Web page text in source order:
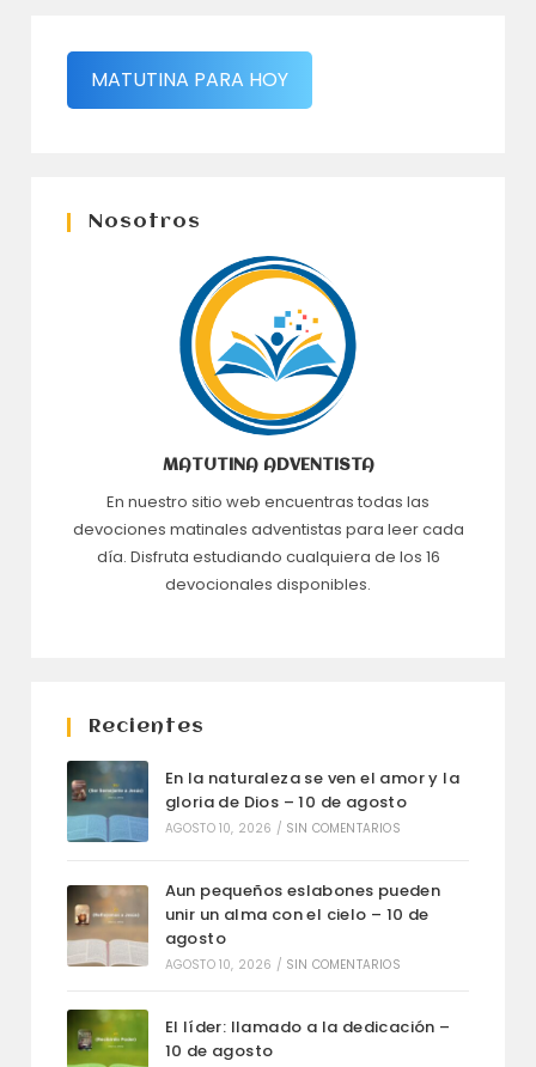
MATUTINA PARA HOY
Nosotros
MATUTINA ADVENTISTA
En nuestro sitio web encuentras todas las
devociones matinales adventistas para leer cada
día. Disfruta estudiando cualquiera de los 16
devocionales disponibles.
Recientes
En la naturaleza se ven el amor y la
gloria de Dios – 10 de agosto
AGOSTO 10, 2026 / SIN COMENTARIOS
Aun pequeños eslabones pueden
unir un alma con el cielo – 10 de
agosto
AGOSTO 10, 2026 / SIN COMENTARIOS
El líder: llamado a la dedicación –
10 de agosto